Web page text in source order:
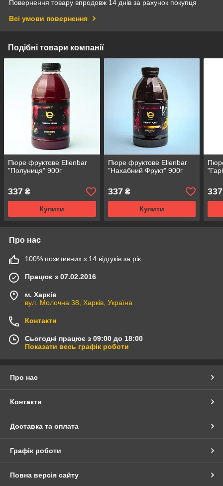
Повернення товару впродовж 14 днів за рахунок покупця
Всі умови повернення
Подібні товари компанії
Пюре фруктове Ellenbar
"Полуниця" 900г
337 ₴
Купити
Пюре фруктове Ellenbar
"Нахабний Фрукт" 900г
337₴
Купити
337
Про нас
100% позитивних з 14 відгуків за рік
Працює з 07.02.2016
м. Харків
вул. Молочна 38, Харків, Україна
Контакти
Сьогодні працює з 09:00 до 18:00
Показати весь графік роботи
Про нас
Контакти
Доставка та оплата
Графік роботи
Повна версія сайту